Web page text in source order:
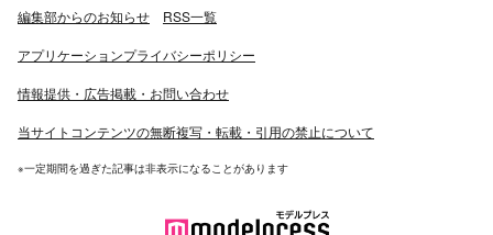
編集部からのお知らせ RSS一覧
アプリケーションプライバシーポリシー
情報提供・広告掲載・お問い合わせ
当サイトコンテンツの無断複写・転載・引用の禁止について
※一定期間を過ぎた記事は非表示になることがあります